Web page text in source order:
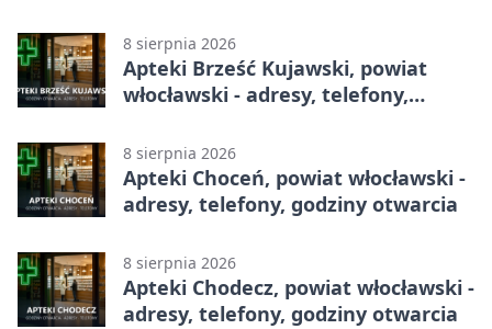
8 sierpnia 2026
Apteki Brześć Kujawski, powiat
włocławski - adresy, telefony,
8 sierpnia 2026
Apteki Choceń, powiat włocławski -
adresy, telefony, godziny otwarcia
8 sierpnia 2026
Apteki Chodecz, powiat włocławski -
adresy, telefony, godziny otwarcia